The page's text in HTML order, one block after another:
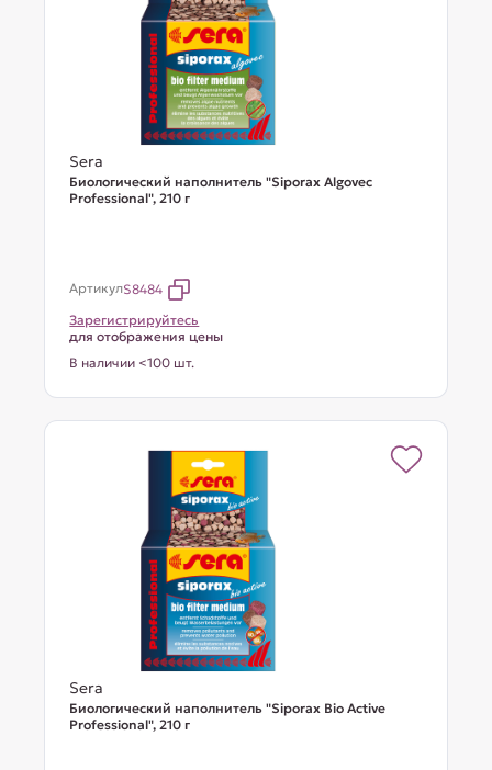
Sera
Биологический наполнитель "Siporax Algovec
Professional", 210 г
АртикулS8484
Зарегистрируйтесь
для отображения цены
В наличии <100 шт.
Sera
Биологический наполнитель "Siporax Bio Active
Professional", 210 г